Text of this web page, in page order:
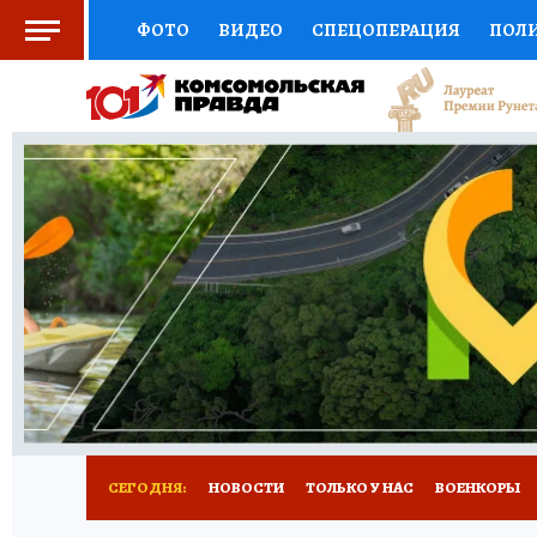
ФОТО ВИДЕО СПЕЦОПЕРАЦИЯ
СОЦПОДДЕРЖКА НАУКА СПОРТ
ВЫБОР ЭКСПЕРТОВ ДОКТОР
КНИЖНАЯ ПОЛКА ПРОГНОЗЫ НА СПОРТ
ПРЕСС-ЦЕНТР НЕДВИЖИМОСТЬ
РАДИО КП РЕКЛАМА ТЕСТЫ НОВОЕ
СЕГОДНЯ: НОВОСТИ ТОЛЬКО У НАС ВОЕНКОРЫ